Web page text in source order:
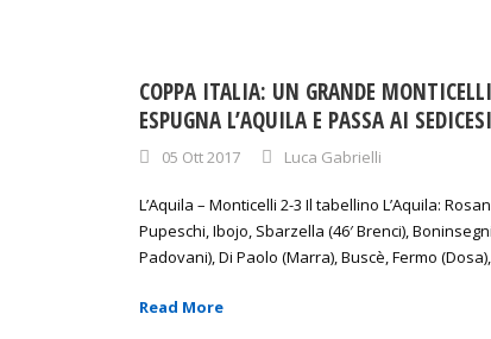
COPPA ITALIA: UN GRANDE MONTICELLI
ESPUGNA L’AQUILA E PASSA AI
05 Ott 2017 Luca Gabrielli
L’Aquila – Monticelli 2-3 Il tabellino L’Aquila:
Pupeschi, Ibojo, Sbarzella (46′ Brenci),
Padovani), Di Paolo (Marra), Buscè, Fermo
Read More